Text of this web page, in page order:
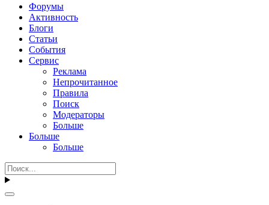
Форумы
Активность
Блоги
Статьи
События
Сервис
Реклама
Непрочитанное
Правила
Поиск
Модераторы
Больше
Больше
Больше